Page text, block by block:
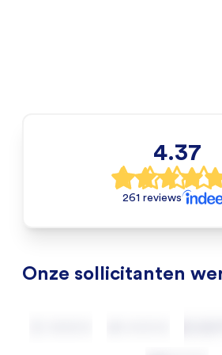
4.37
261 reviews
Onze sollicitanten